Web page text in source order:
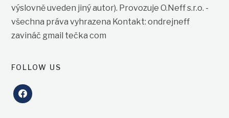
výslovně uveden jiný autor). Provozuje O.Neff s.r.o. -
všechna práva vyhrazena Kontakt: ondrejneff
zavináč gmail tečka com
FOLLOW US
facebook